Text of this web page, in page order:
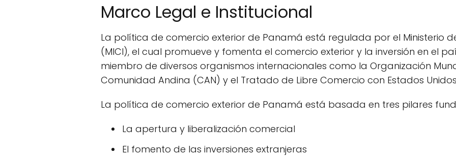
Marco Legal e Institucional
La política de comercio exterior de Panamá está regulada por el Ministerio
(MICI), el cual promueve y fomenta el comercio exterior y la inversión en el
miembro de diversos organismos internacionales como la Organización
Comunidad Andina (CAN) y el Tratado de Libre Comercio con Estados Unidos
La política de comercio exterior de Panamá está basada en tres pilares
La apertura y liberalización comercial
El fomento de las inversiones extranjeras